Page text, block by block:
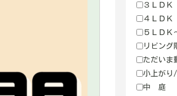
３ＬＤＫ
４ＬＤＫ
５ＬＤＫ
リビング
ただいま
小上がり
中 庭